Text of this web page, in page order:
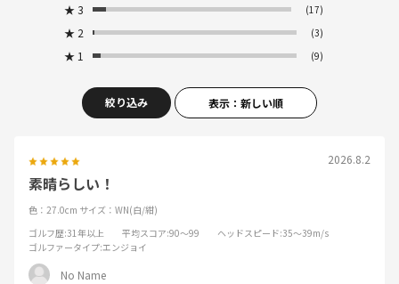
★ 3 (17)
★ 2 (3)
★ 1 (9)
絞り込み 表示：新しい順
2026.8.2
素晴らしい！
色：27.0cm サイズ：WN(白/紺)
ゴルフ歴:31年以上 平均スコア:90～99 ヘッドスピード:35～39m/s
ゴルファータイプ:エンジョイ
No Name